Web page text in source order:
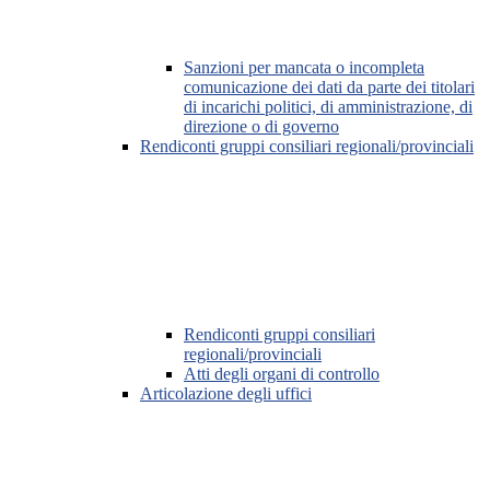
Sanzioni per mancata o incompleta
comunicazione dei dati da parte dei titolari
di incarichi politici, di amministrazione, di
direzione o di governo
Rendiconti gruppi consiliari regionali/provinciali
Rendiconti gruppi consiliari
regionali/provinciali
Atti degli organi di controllo
Articolazione degli uffici